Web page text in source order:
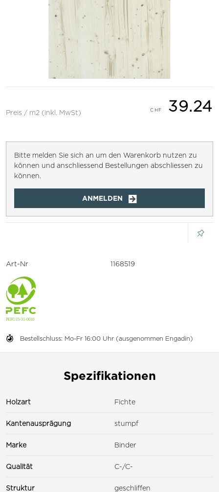
Preis / m2 (inkl. MwSt) 39.24
Bitte melden Sie sich an um den Warenkorb nutzen zu
können und anschliessend Bestellungen abschliessen zu
können.
ANMELDEN
Bestellschluss: Mo-Fr 16:00 Uhr (ausgenommen Engadin)
Art-Nr 1168519
Spezifikationen
Holzart Fichte
Kantenausprägung stumpf
Marke Binder
Qualität C-/C-
Struktur geschliffen